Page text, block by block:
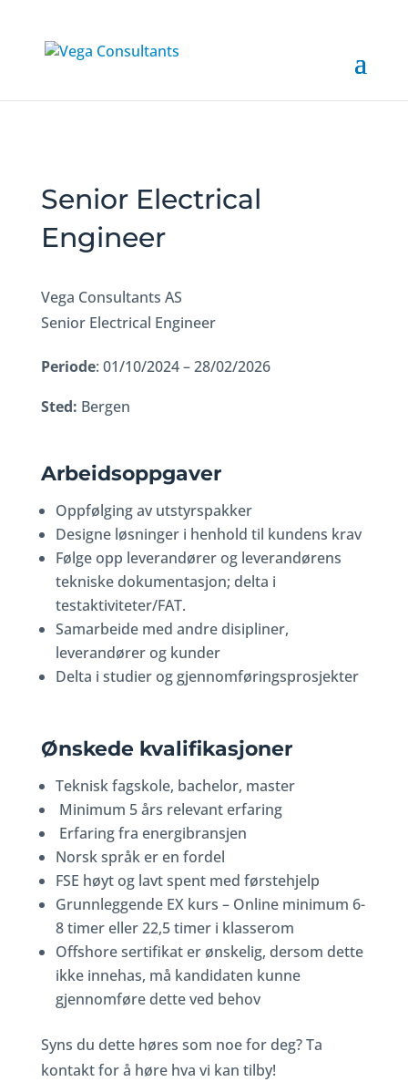
Senior Electrical
Engineer
Vega Consultants AS
Senior Electrical Engineer
Periode: 01/10/2024 – 28/02/2026
Sted: Bergen
Arbeidsoppgaver
Oppfølging av utstyrspakker
Designe løsninger i henhold til kundens krav
Følge opp leverandører og leverandørens
tekniske dokumentasjon; delta i
testaktiviteter/FAT.
Samarbeide med andre disipliner,
leverandører og kunder
Delta i studier og gjennomføringsprosjekter
Ønskede kvalifikasjoner
Teknisk fagskole, bachelor, master
Minimum 5 års relevant erfaring
Erfaring fra energibransjen
Norsk språk er en fordel
FSE høyt og lavt spent med førstehjelp
Grunnleggende EX kurs – Online minimum 6-
8 timer eller 22,5 timer i klasserom
Offshore sertifikat er ønskelig, dersom dette
ikke innehas, må kandidaten kunne
gjennomføre dette ved behov
Syns du dette høres som noe for deg? Ta
kontakt for å høre hva vi kan tilby!